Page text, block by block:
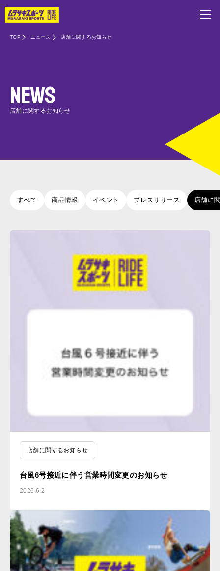
TOP ニュース 店舗に関するお知らせ
NEWS
店舗に関するお知らせ
すべて 商品情報 イベント プレスリリース 店舗に
店舗に関するお知らせ
台風6号接近に伴う営業時間変更のお知らせ
2026.6.2